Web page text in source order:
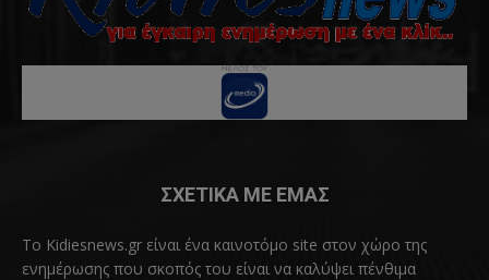
ΣΧΕΤΙΚΑ ΜΕ ΕΜΑΣ
Το Kidiesnews.gr είναι ένα καινοτόμο site στον χώρο της
ενημέρωσης που σκοπός του είναι να καλύψει πένθιμα